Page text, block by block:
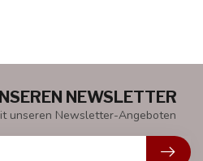
NEWSLETTER
unseren Newsletter-Angeboten